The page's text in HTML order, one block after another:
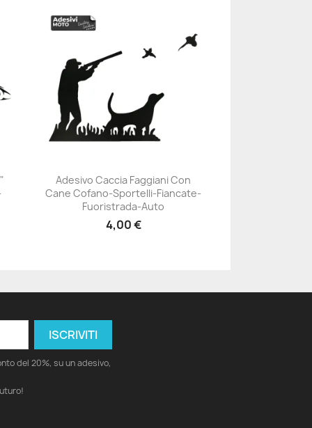
+23
Adesivo Caccia Faggiani Con
Cane Cofano-Sportelli-Fiancate-
Fuoristrada-Auto
4,00 €
del 20%, su un adesivo,